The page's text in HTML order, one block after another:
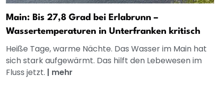
Main: Bis 27,8 Grad bei Erlabrunn –
Wassertemperaturen in Unterfranken kritisch
Heiße Tage, warme Nächte. Das Wasser im Main hat
sich stark aufgewärmt. Das hilft den Lebewesen im
Fluss jetzt. | mehr